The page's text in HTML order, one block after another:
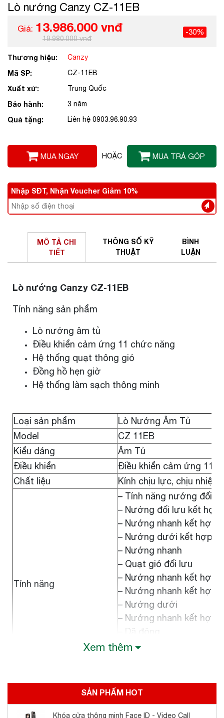
Lò nướng Canzy CZ-11EB
Giá: 13.986.000 vnđ
19.980.000 vnđ
-30%
Thương hiệu: Canzy
Mã SP: CZ-11EB
Xuất xứ: Trung Quốc
Bảo hành: 3 năm
Quà tặng: Liên hệ 0903.96.90.93
MUA NGAY HOẶC MUA TRẢ GÓP
Nhập SĐT, Nhận Voucher Giảm 10%
MÔ TẢ CHI
TIẾT
THÔNG SỐ KỸ
THUẬT
BÌNH
LUẬN
Lò nướng Canzy CZ-11EB
Tính năng sản phẩm
Lò nướng âm tủ
Điều khiển cảm ứng 11 chức năng
Hệ thống quạt thông gió
Đồng hồ hẹn giờ
Hệ thống làm sạch thông minh
Loại sản phẩm
Lò Nướng Âm Tủ
Model
CZ 11EB
Kiểu dáng
Âm Tủ
Điều khiển
Điều khiển cảm ứng 11
Chất liệu
Kính chịu lực, chịu nhiệt
Tính năng
– Tính năng nướng đối
– Nướng đối lưu kết hợp
– Nướng nhanh kết hợp
– Nướng dưới kết hợp
– Nướng nhanh
– Quạt gió đối lưu
– Nướng nhanh kết hợp
– Nướng nhanh kết hợp
– Nướng dưới
– Nướng nhanh kết hợp
– Dã đông
– Hệ thống làm sạch
– Dung tích: 60L
– Nhiệt độ nướng: 50-
Xem thêm
SẢN PHẨM HOT
Khóa cửa thông minh Face ID - Video Call